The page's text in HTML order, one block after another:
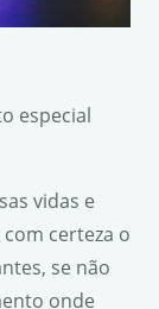
especial
vidas e
certeza o
se não
onde